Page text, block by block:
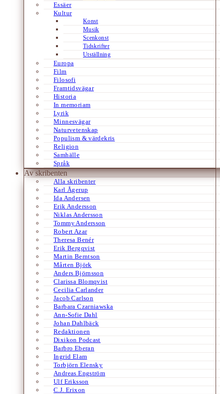
Essäer
Kultur
Konst
Musik
Scenkonst
Tidskrifter
Utställning
Europa
Film
Filosofi
Framtidsvägar
Historia
In memoriam
Lyrik
Minnesvägar
Naturvetenskap
Populism & värdekris
Religion
Samhälle
Språk
Av skribenten
Alla skribenter
Karl Ågerup
Ida Andersen
Erik Andersson
Niklas Andersson
Tommy Andersson
Robert Azar
Theresa Benér
Erik Bergqvist
Martin Berntson
Mårten Björk
Anders Björnsson
Clarissa Blomqvist
Cecilia Carlander
Jacob Carlson
Barbara Czarniawska
Ann-Sofie Dahl
Johan Dahlbäck
Redaktionen
Dixikon Podcast
Barbro Eberan
Ingrid Elam
Torbjörn Elensky
Andreas Engström
Ulf Eriksson
C.J. Erixon